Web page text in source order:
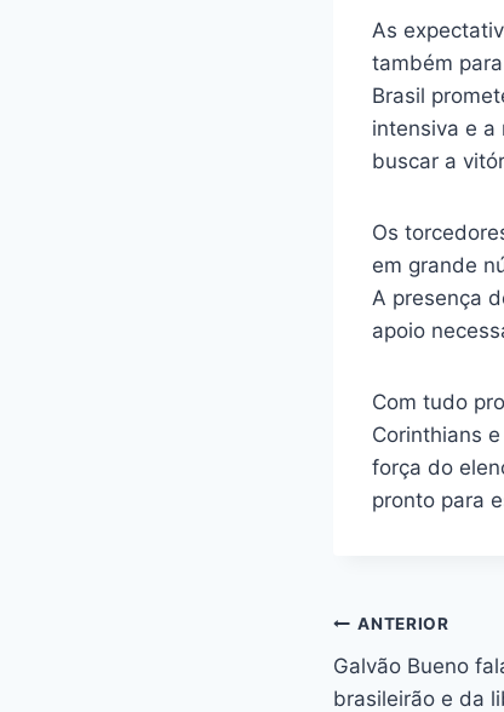
As
também
Brasil
intensiva e a
buscar a
Os
em grande
A presença
apoio
Com tudo
Corinthians
força do
pronto para
Navegação
de
ANTERIOR
Galvão Bueno
brasileirão e da